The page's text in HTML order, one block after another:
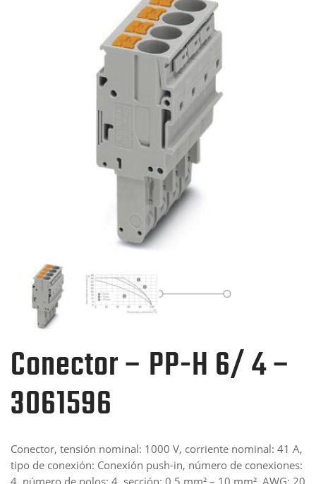
Conector – PP-H 6/ 4 –
3061596
Conector, tensión nominal: 1000 V, corriente nominal: 41 A,
tipo de conexión: Conexión push-in, número de conexiones:
4, número de polos: 4, sección: 0,5 mm² – 10 mm², AWG: 20